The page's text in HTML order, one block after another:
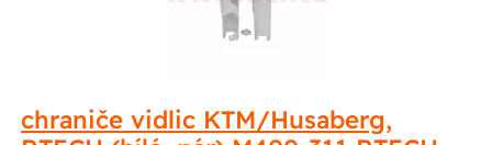
chraniče vidlic KTM/Husaberg,